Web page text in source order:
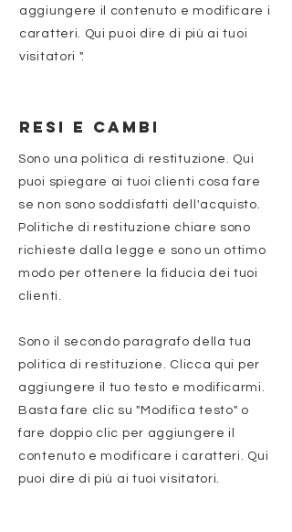
aggiungere il contenuto e modificare i
caratteri. Qui puoi dire di più ai tuoi
visitatori ".
RESI E CAMBI
Sono una politica di restituzione. Qui
puoi spiegare ai tuoi clienti cosa fare
se non sono soddisfatti dell'acquisto.
Politiche di restituzione chiare sono
richieste dalla legge e sono un ottimo
modo per ottenere la fiducia dei tuoi
clienti.
Sono il secondo paragrafo della tua
politica di restituzione. Clicca qui per
aggiungere il tuo testo e modificarmi.
Basta fare clic su "Modifica testo" o
fare doppio clic per aggiungere il
contenuto e modificare i caratteri. Qui
puoi dire di più ai tuoi visitatori.